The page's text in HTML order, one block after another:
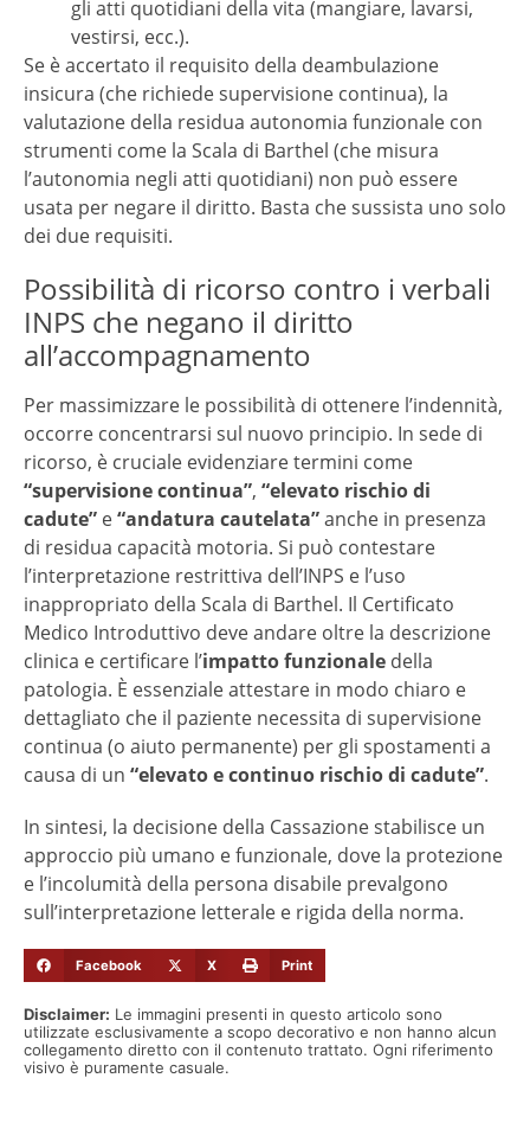
gli atti quotidiani della vita (mangiare, lavarsi,
vestirsi, ecc.).
Se è accertato il requisito della deambulazione
insicura (che richiede supervisione continua), la
valutazione della residua autonomia funzionale con
strumenti come la Scala di Barthel (che misura
l’autonomia negli atti quotidiani) non può essere
usata per negare il diritto. Basta che sussista uno solo
dei due requisiti.
Possibilità di ricorso contro i verbali
INPS che negano il diritto
all’accompagnamento
Per massimizzare le possibilità di ottenere l’indennità,
occorre concentrarsi sul nuovo principio. In sede di
ricorso, è cruciale evidenziare termini come
“supervisione continua”, “elevato rischio di
cadute” e“andatura cautelata”anche in presenza
di residua capacità motoria. Si può contestare
l’interpretazione restrittiva dell’INPS e l’uso
inappropriato della Scala di Barthel. Il Certificato
Medico Introduttivo deve andare oltre la descrizione
clinica e certificare l’impatto funzionale della
patologia. È essenziale attestare in modo chiaro e
dettagliato che il paziente necessita di supervisione
continua (o aiuto permanente) per gli spostamenti a
causa di un “elevato e continuo rischio di cadute”.
In sintesi, la decisione della Cassazione stabilisce un
approccio più umano e funzionale, dove la protezione
e l’incolumità della persona disabile prevalgono
sull’interpretazione letterale e rigida della norma.
Facebook X Print
Disclaimer: Le immagini presenti in questo articolo sono
utilizzate esclusivamente a scopo decorativo e non hanno alcun
collegamento diretto con il contenuto trattato. Ogni riferimento
visivo è puramente casuale.